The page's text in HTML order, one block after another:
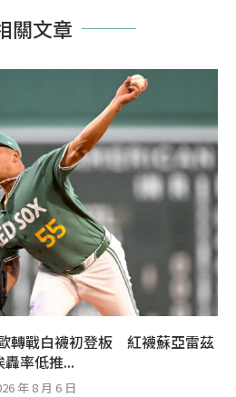
關文章
轉戰白襪初登板 紅襪蘇亞雷茲
轟率低推...
年 8 月 6 日